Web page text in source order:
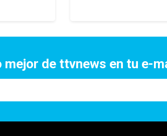
mejor de ttvnews en tu e-